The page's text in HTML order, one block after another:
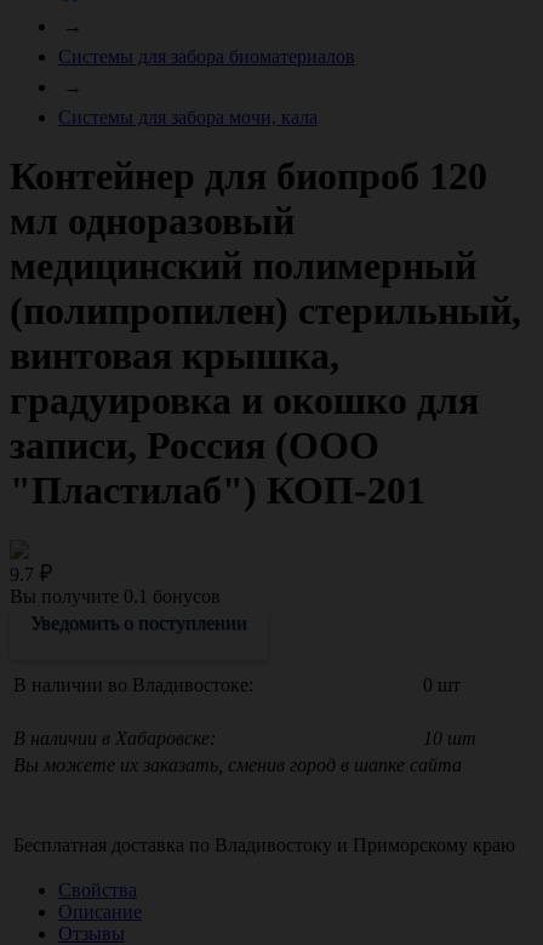
→
Системы для забора биоматериалов
→
Системы для забора мочи, кала
Контейнер для биопроб 120
мл одноразовый
медицинский полимерный
(полипропилен) стерильный,
винтовая крышка,
градуировка и окошко для
записи, Россия (ООО
"Пластилаб") КОП-201
9.7
Вы получите 0.1 бонусов
Уведомить о поступлении
В наличии во Владивостоке: 0 шт
В наличии в Хабаровске:
10 шт
Вы можете их заказать, сменив город в шапке сайта
Бесплатная доставка по Владивостоку и Приморскому краю
Свойства
Описание
Отзывы